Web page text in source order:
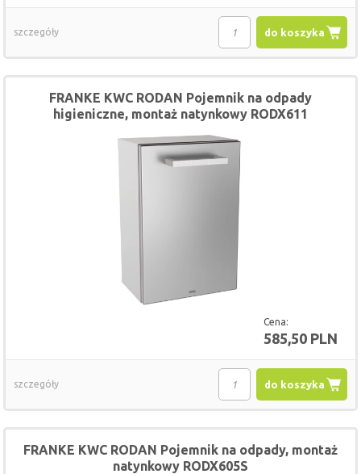
do koszyka
szczegóły
Cena:
585,50 PLN
FRANKE KWC RODAN Pojemnik na odpady
higieniczne, montaż natynkowy RODX611
do koszyka
szczegóły
FRANKE KWC RODAN Pojemnik na odpady, montaż
natynkowy RODX605S